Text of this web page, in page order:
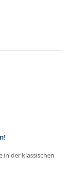
der klassischen